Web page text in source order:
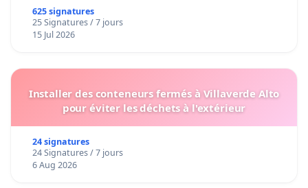
625 signatures
25 Signatures / 7 jours
15 Jul 2026
Installer des conteneurs fermés à Villaverde Alto
pour éviter les déchets à l'extérieur
24 signatures
24 Signatures / 7 jours
6 Aug 2026